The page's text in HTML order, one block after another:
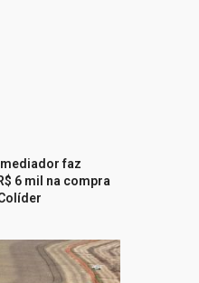
faz
6 mil na compra